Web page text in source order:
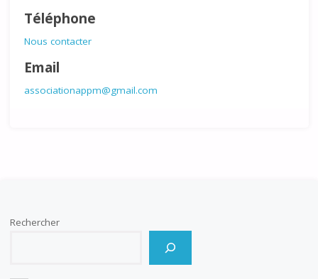
Téléphone
Nous contacter
Email
associationappm@gmail.com
Rechercher